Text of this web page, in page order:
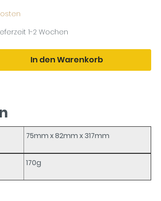
1-2 Wochen
In den Warenkorb
75mm x 82mm x 317mm
170g